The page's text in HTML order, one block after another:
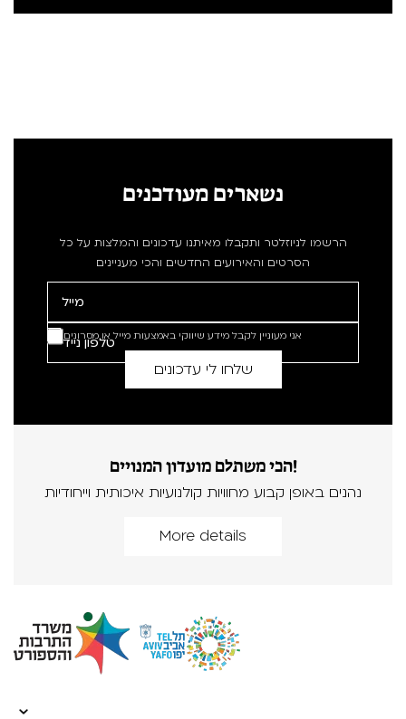
נשארים מעודכנים
הרשמו לניוזלטר ותקבלו מאיתנו עדכונים והמלצות על כל
הסרטים והאירועים החדשים והכי מעניינים
אני מעוניין לקבל מידע שיווקי באמצעות מייל או מסרונים
הכי משתלם מועדון המנויים!
נהנים באופן קבוע מחוויות קולנועיות איכותית וייחודיות
More details